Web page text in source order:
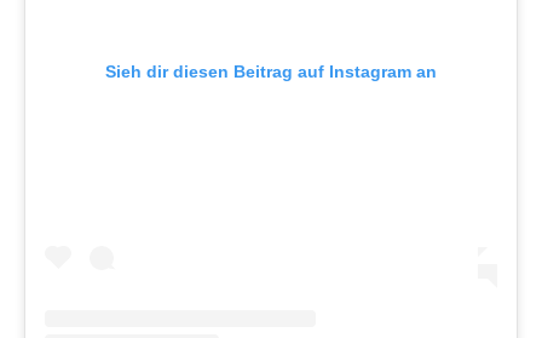
Sieh dir diesen Beitrag auf Instagram an